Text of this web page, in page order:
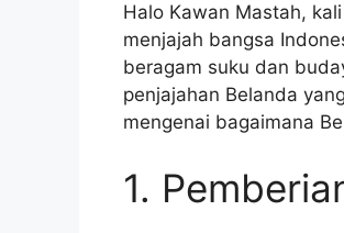
Halo Kawan Mastah,
menjajah bangsa
beragam suku dan
penjajahan Belanda
mengenai bagaimana
1.